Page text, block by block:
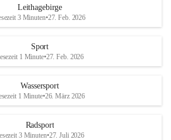
Nr. 18
Leithagebirge
3 Minuten•27. Feb. 2026
Sport
1 Minute•27. Feb. 2026
Wassersport
1 Minute•26. März 2026
Radsport
3 Minuten•27. Juli 2026